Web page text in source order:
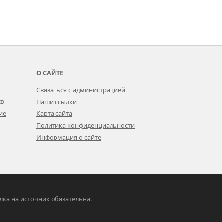
О САЙТЕ
Связаться с администрацией
Наши ссылки
Карта сайта
Политика конфиденциальности
Информация о сайте
на источник обязательна.